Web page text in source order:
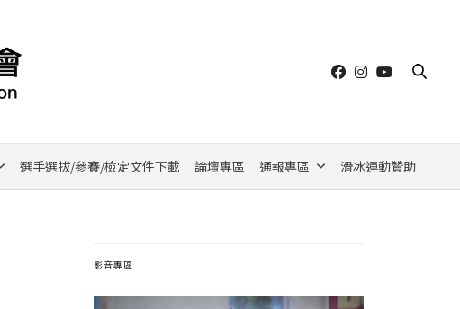
選手選拔/參賽/檢定文件下載 論壇專區 通報專區 滑冰運動贊助
影音專區